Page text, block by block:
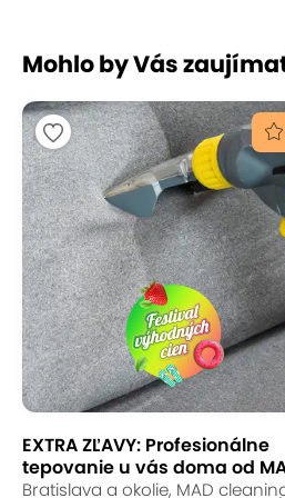
Slovensku:Markíza,
(HD), JOJ (HD), JOJplus
Prémiové kanály:napr.
(HD), Nat Geo Wild (HD),
Kolekcie kanálov:pre
športových fanúšikov a
Kanály s archívom na 7
Cinema, JOJplus, Wau, CS
TV Barrandov, Kino
Rik, Lala TV, Šport
Pre milovníkov
Filmy od Disney:nové a
Mohlo by Vás
EXTRA ZĽAVY: Profesionálne
tepovanie u vás doma od
Bratislava a okolie, MAD